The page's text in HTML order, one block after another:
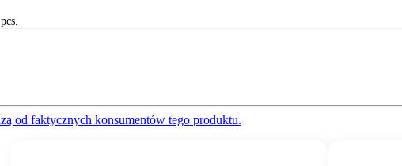
od faktycznych konsumentów tego produktu.